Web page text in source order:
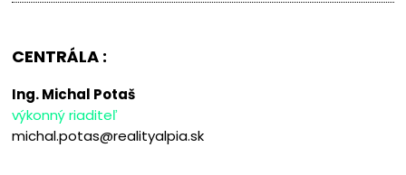
CENTRÁLA :
Ing. Michal Potaš
výkonný riaditeľ
michal.potas@realityalpia.sk